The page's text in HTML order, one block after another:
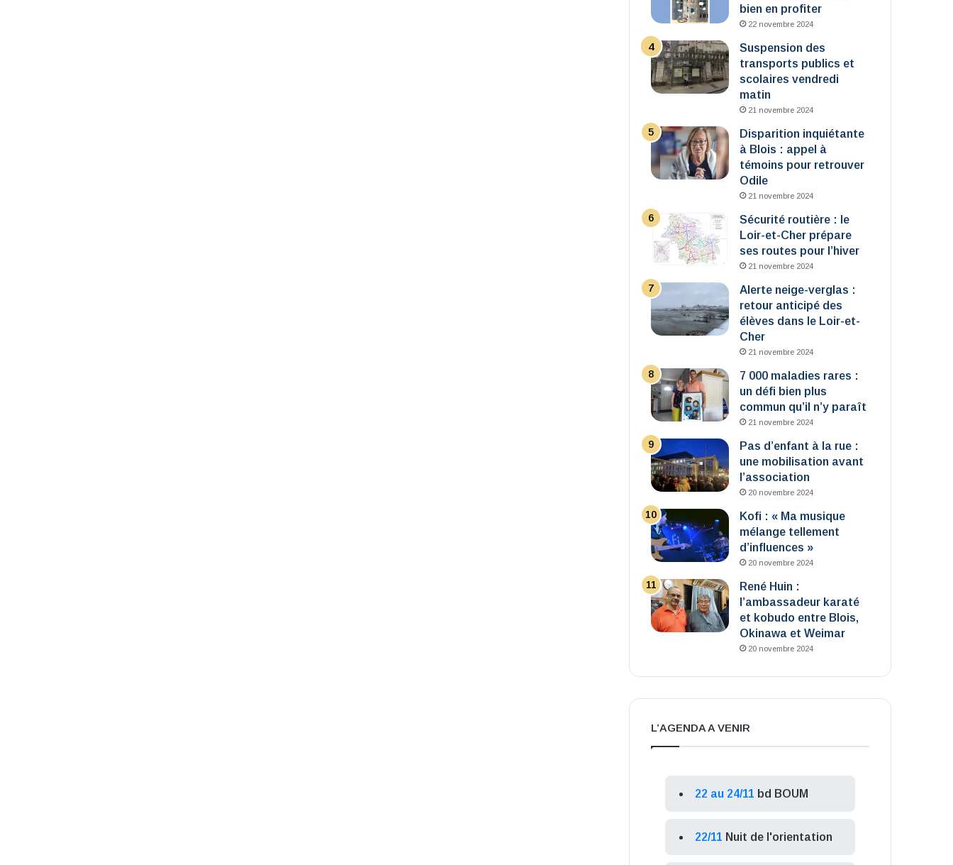
bien en profiter
22 novembre 2024
Suspension des
transports publics et
scolaires vendredi
matin
21 novembre 2024
Disparition inquiétante
à Blois : appel à
témoins pour retrouver
Odile
21 novembre 2024
Sécurité routière : le
Loir-et-Cher prépare
ses routes pour l’hiver
21 novembre 2024
Alerte neige-verglas :
retour anticipé des
élèves dans le Loir-et-
Cher
21 novembre 2024
7 000 maladies rares :
un défi bien plus
commun qu’il n’y paraît
21 novembre 2024
Pas d’enfant à la rue :
une mobilisation avant
l’association
20 novembre 2024
Kofi : « Ma musique
mélange tellement
d’influences »
20 novembre 2024
René Huin :
l’ambassadeur karaté
et kobudo entre Blois,
Okinawa et Weimar
20 novembre 2024
L’AGENDA A VENIR
22 au 24/11 bd BOUM
22/11 Nuit de l'orientation